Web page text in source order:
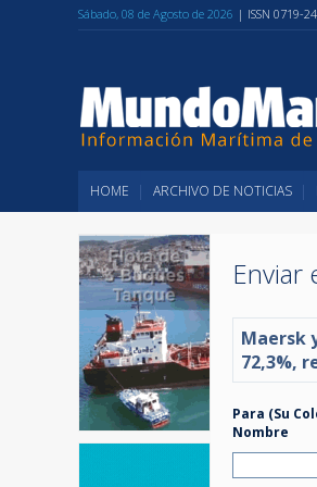
Sábado, 08 de Agosto de 2026 | ISSN 0719-
HOME ARCHIVO DE NOTICIAS
Enviar
Maersk
72,3%,
Para (Su
Nombre